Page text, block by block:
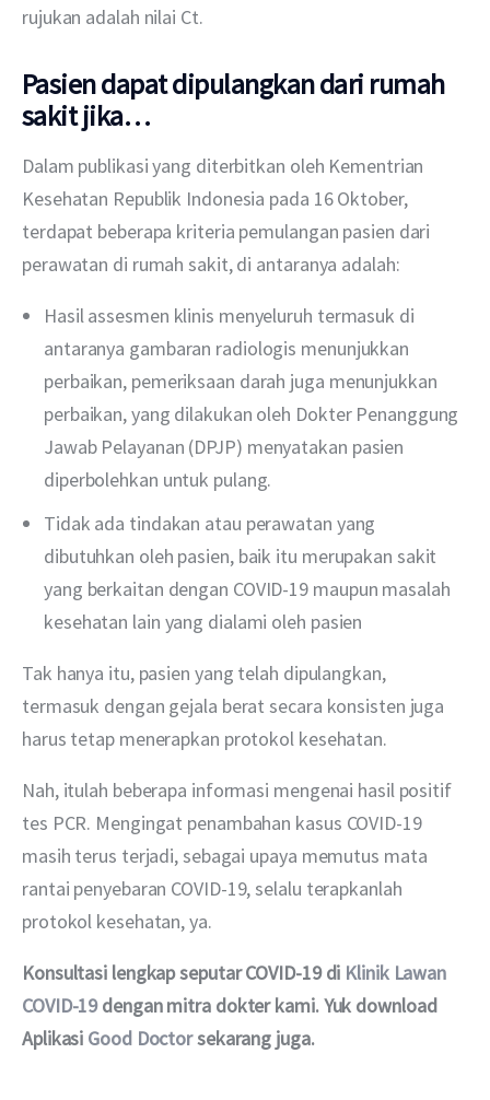
rujukan adalah nilai Ct.
Pasien dapat dipulangkan dari rumah
sakit jika…
Dalam publikasi yang diterbitkan oleh Kementrian
Kesehatan Republik Indonesia pada 16 Oktober,
terdapat beberapa kriteria pemulangan pasien dari
perawatan di rumah sakit, di antaranya adalah:
Hasil assesmen klinis menyeluruh termasuk di
antaranya gambaran radiologis menunjukkan
perbaikan, pemeriksaan darah juga menunjukkan
perbaikan, yang dilakukan oleh Dokter Penanggung
Jawab Pelayanan (DPJP) menyatakan pasien
diperbolehkan untuk pulang.
Tidak ada tindakan atau perawatan yang
dibutuhkan oleh pasien, baik itu merupakan sakit
yang berkaitan dengan COVID-19 maupun masalah
kesehatan lain yang dialami oleh pasien
Tak hanya itu, pasien yang telah dipulangkan,
termasuk dengan gejala berat secara konsisten juga
harus tetap menerapkan protokol kesehatan.
Nah, itulah beberapa informasi mengenai hasil positif
tes PCR. Mengingat penambahan kasus COVID-19
masih terus terjadi, sebagai upaya memutus mata
rantai penyebaran COVID-19, selalu terapkanlah
protokol kesehatan, ya.
Konsultasi lengkap seputar COVID-19 di Klinik Lawan
COVID-19 dengan mitra dokter kami.Yuk download
Aplikasi Good Doctorsekarang juga.